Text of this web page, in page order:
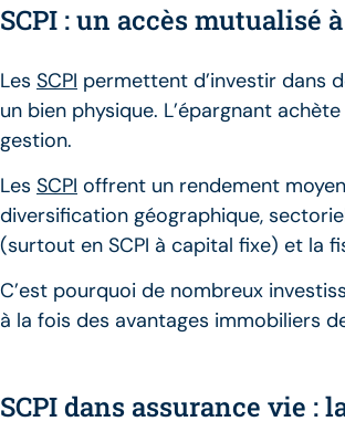
SCPI : un accès mutualisé
Les SCPI permettent d’investir dans
un bien physique. L’épargnant
gestion.
Les SCPI offrent un rendement
diversification géographique,
(surtout en SCPI à capital fixe) et la
C’est pourquoi de nombreux
à la fois des avantages immobiliers
SCPI dans assurance vie :